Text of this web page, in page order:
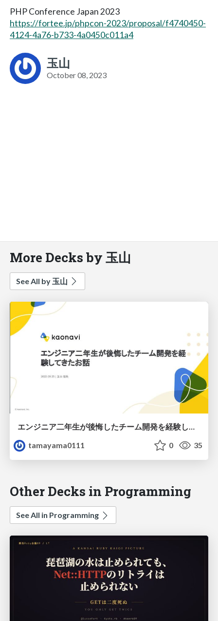
PHP Conference Japan 2023
https://fortee.jp/phpcon-2023/proposal/f4740450-
4124-4a76-b733-4a0450c011a4
玉山
October 08, 2023
More Decks by 玉山
See All by 玉山
エンジニア二年生が後悔したチーム開発を経験してきたお話
tamayama0111
0 35
Other Decks in Programming
See All in Programming